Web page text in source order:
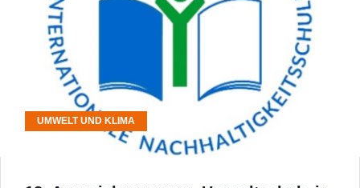
UMWELT UND KLIMA